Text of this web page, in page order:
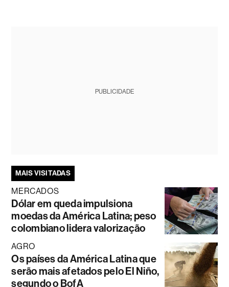
PUBLICIDADE
MAIS VISITADAS
MERCADOS
Dólar em queda impulsiona
moedas da América Latina; peso
colombiano lidera valorização
AGRO
Os países da América Latina que
serão mais afetados pelo El Niño,
segundo o BofA